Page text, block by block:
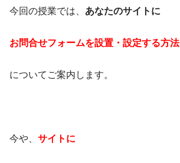
今回の授業では、 あなたのサイトに
お問合せフォームを設置・設定する方法
についてご案内します。
今や、 サイトに